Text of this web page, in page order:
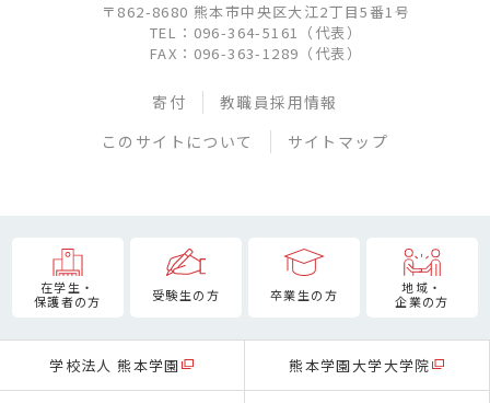
〒862-8680 熊本市中央区大江2丁目5番1号
TEL：096-364-5161（代表）
FAX：096-363-1289（代表）
寄付
教職員採用情報
このサイトについて
サイトマップ
在学生・
保護者の方
受験生の方 卒業生の方
地域・
企業の方
学校法人 熊本学園 熊本学園大学大学院